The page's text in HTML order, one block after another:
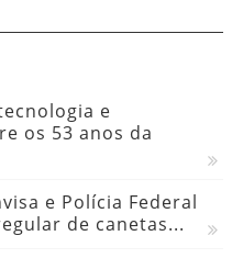
e
os 53 anos da
e Polícia Federal
de canetas...